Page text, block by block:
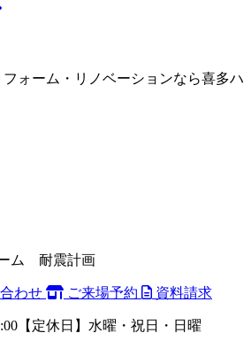
ォーム・リノベーションなら喜多ハ
ム 耐震計画
わせ ご来場予約 資料請求
【定休日】水曜・祝日・日曜